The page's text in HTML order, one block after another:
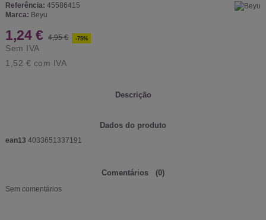
Referência: 45586415
Marca: Beyu
1,24 € 4,95 € -75%
Sem IVA
1,52 € com IVA
Descrição
Dados do produto
ean13 4033651337191
Comentários (0)
Sem comentários